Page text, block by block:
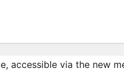
accessible via the new